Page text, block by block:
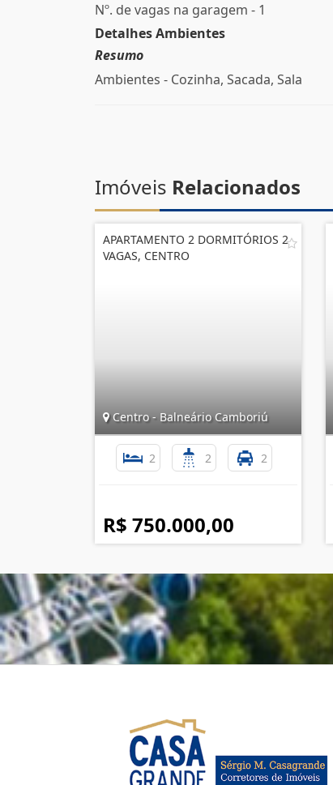
Nº. de vagas na garagem - 1
Detalhes Ambientes
Resumo
Ambientes - Cozinha, Sacada, Sala
Imóveis Relacionados
APARTAMENTO 2 DORMITÓRIOS 2
VAGAS, CENTRO
Centro - Balneário Camboriú
2 2 2
R$ 750.000,00